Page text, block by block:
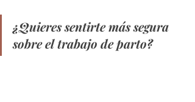
¿Quieres sentirte más segura
sobre el trabajo de parto?